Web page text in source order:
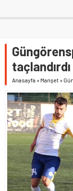
taçlandırdı
Anasayfa » Manşet »